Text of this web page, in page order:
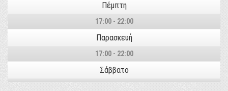
Πέμπτη
17:00 - 22:00
Παρασκευή
17:00 - 22:00
Σάββατο